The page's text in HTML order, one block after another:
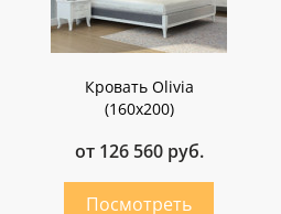
Кровать Olivia
(160х200)
от 126 560 руб.